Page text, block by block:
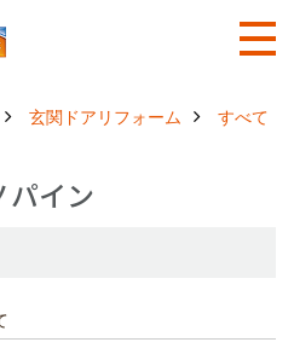
玄関ドアリフォーム すべて
イン